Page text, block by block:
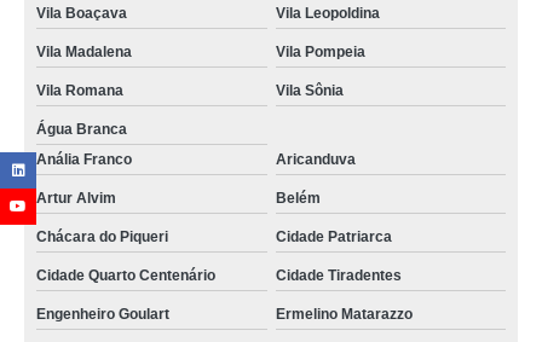
Vila Boaçava Vila Leopoldina
Vila Madalena Vila Pompeia
Vila Romana Vila Sônia
Água Branca
Anália Franco
Aricanduva
Artur Alvim Belém
Chácara do Piqueri Cidade Patriarca
Cidade Quarto Centenário Cidade Tiradentes
Engenheiro Goulart Ermelino Matarazzo